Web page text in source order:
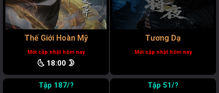
Thế Giới Hoàn Mỹ
Mới cập nhật hôm nay
🌜 18:00 🌛
Tương Dạ
Mới cập nhật hôm nay
187/? 51/?